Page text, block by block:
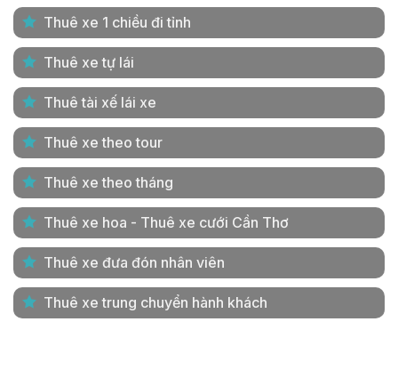
Thuê xe 1 chiều đi tỉnh
Thuê xe tự lái
Thuê tài xế lái xe
Thuê xe theo tour
Thuê xe theo tháng
Thuê xe hoa - Thuê xe cưới Cần Thơ
Thuê xe đưa đón nhân viên
Thuê xe trung chuyển hành khách